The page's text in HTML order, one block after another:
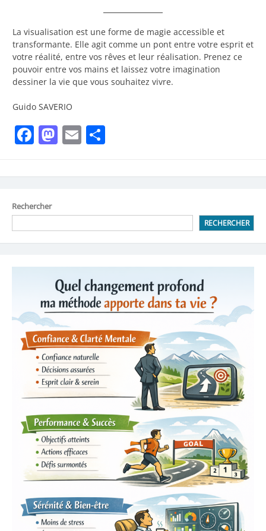
La visualisation est une forme de magie accessible et
transformante. Elle agit comme un pont entre votre esprit et
votre réalité, entre vos rêves et leur réalisation. Prenez ce
pouvoir entre vos mains et laissez votre imagination
dessiner la vie que vous souhaitez vivre.
Guido SAVERIO
Facebook
Mastodon
Email
Rechercher
RECHERCHER